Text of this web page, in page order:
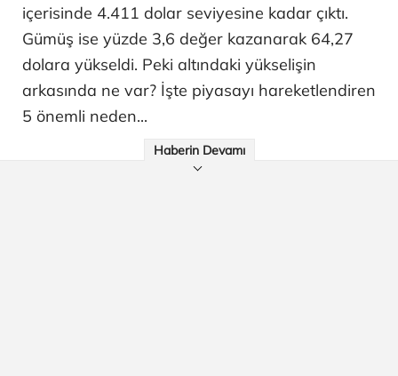
içerisinde 4.411 dolar seviyesine kadar çıktı.
Gümüş ise yüzde 3,6 değer kazanarak 64,27
dolara yükseldi. Peki altındaki yükselişin
arkasında ne var? İşte piyasayı hareketlendiren
5 önemli neden...
Haberin Devamı